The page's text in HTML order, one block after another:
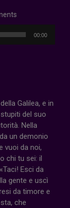
00:00
Galilea, e in
del suo
Nella
un demonio
vuoi da noi,
chi tu sei: il
Esci da
gente e uscì
da timore e
che